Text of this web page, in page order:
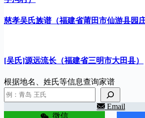
慈孝吴氏族谱（福建省莆田市仙游县园庄
[吴氏]源远流长（福建省三明市大田县）
根据地名、姓氏等信息查询家谱
Email
微信